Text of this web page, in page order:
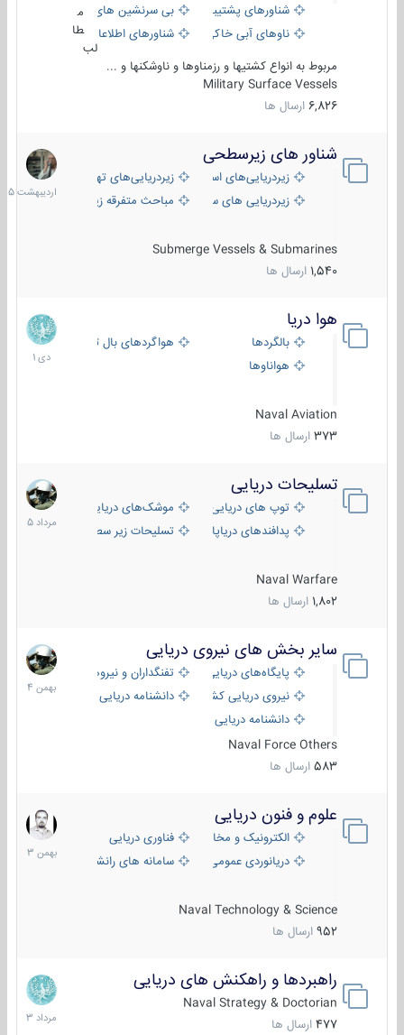
شناورهای پشتیبانی
بی سرنشین های دریایی
ناوهای آبی خاکی و نیروبرشناورهای اطلاعاتی و جاسوسی
طا
لب
مربوط به انواع کشتیها و رزمناوها و ناوشکنها و ...
Military Surface Vessels
6,826 ارسال ها
شناور های زیرسطحی
زیردریایی‌های استراتژیکزیردریایی‌های تهاجمی
زیردریایی های سبک
مباحث متفرقه زیرسطحی
Submerge Vessels & Submarines
1,540 ارسال ها
31
1405
هوا دریا
بالگردها
هواگردهای بال ثابت
هواناوها
Naval Aviation
373 ارسال ها
12
دی
1401
تسلیحات دریایی
توپ های دریایی
موشک‌های دریایی
پدافندهای دریاپایه
تسلیحات زیر سطحی
Naval Warfare
1,802 ارسال ها
2
مرداد
1405
سایر بخش های نیروی دریایی
پایگاه‌های دریایی
تفنگداران و نیروهای ویژه‌ی دریایی
نیروی دریایی کشورهای مختلفدانشنامه دریایی
دانشنامه دریایی کپی
Naval Force Others
583 ارسال ها
22
بهمن
1404
علوم و فنون دریایی
الکترونیک و مخابرات دریاییفناوری دریایی
دریانوردی عمومی
سامانه های رانشی دریایی
Naval Technology & Science
952 ارسال ها
6
بهمن
1403
راهبردها و راهکنش های دریایی
Naval Strategy & Doctorian
477 ارسال ها
2
مرداد
1403